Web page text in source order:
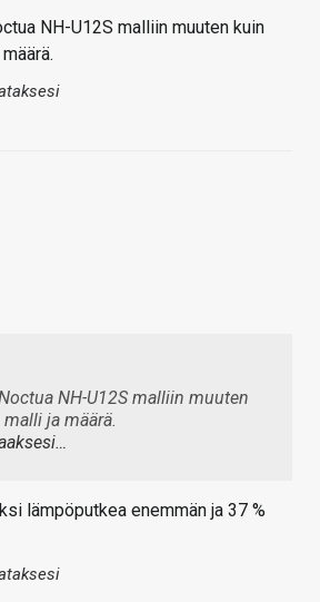
NH-U12S malliin muuten kuin
NH-U12S malliin muuten
ja määrä.
lämpöputkea enemmän ja 37 %